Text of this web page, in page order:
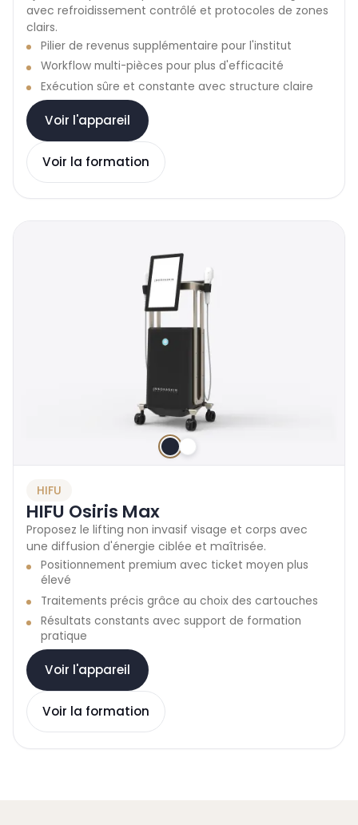
avec refroidissement contrôlé et protocoles de zones
clairs.
Pilier de revenus supplémentaire pour l'institut
Workflow multi-pièces pour plus d'efficacité
Exécution sûre et constante avec structure claire
Voir l'appareil
Voir la formation
HIFU
HIFU Osiris Max
Proposez le lifting non invasif visage et corps avec
une diffusion d'énergie ciblée et maîtrisée.
Positionnement premium avec ticket moyen plus
élevé
Traitements précis grâce au choix des cartouches
Résultats constants avec support de formation
pratique
Voir l'appareil
Voir la formation